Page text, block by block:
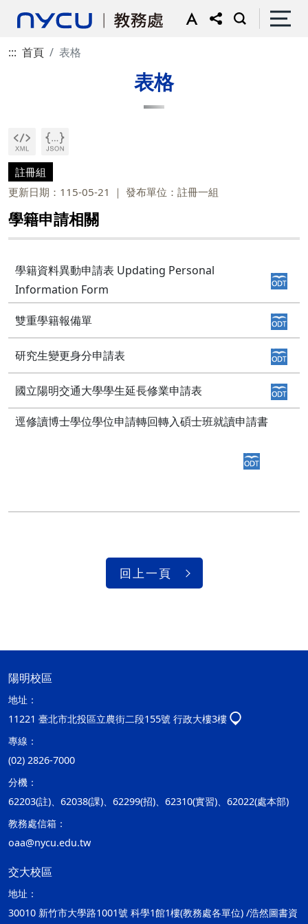
::: 首頁 表格
表格
註冊組
更新日期：115-05-21
發布單位：註冊一組
學籍申請相關
學籍資料異動申請表 Updating Personal
Information Form
雙重學籍報備單
研究生變更身分申請表
國立陽明交通大學學生延長修業申請表
逕修讀博士學位學位申請轉回轉入碩士班就讀申請書
回上一頁
陽明校區
地址：
11221 臺北市北投區立農街二段155號 行政大樓3樓
專線：
(02) 2826-7000
分機：
62203(註)、62038(課)、62299(招)、62310(實習)、62022(處本部)
教務處信箱：
oaa@nycu.edu.tw
交大校區
地址：
30010 新竹市大學路1001號 科學1館1樓(教務處各單位) /浩然圖書資